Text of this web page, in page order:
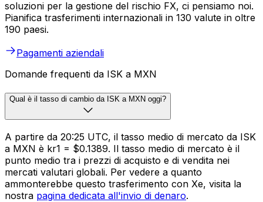
soluzioni per la gestione del rischio FX, ci pensiamo noi.
Pianifica trasferimenti internazionali in 130 valute in oltre
190 paesi.
Pagamenti aziendali
Domande frequenti da ISK a MXN
Qual è il tasso di cambio da ISK a MXN oggi?
A partire da 20:25 UTC, il tasso medio di mercato da ISK
a MXN è kr1 = $0.1389. Il tasso medio di mercato è il
punto medio tra i prezzi di acquisto e di vendita nei
mercati valutari globali. Per vedere a quanto
ammonterebbe questo trasferimento con Xe, visita la
nostra pagina dedicata all'invio di denaro.